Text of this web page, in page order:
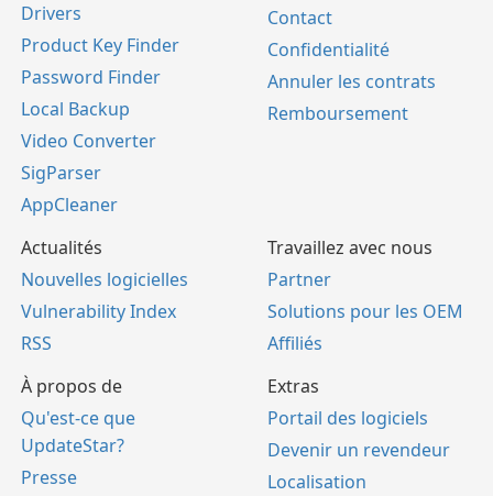
Drivers
Product Key Finder
Password Finder
Local Backup
Video Converter
SigParser
AppCleaner
Contact
Confidentialité
Annuler les contrats
Remboursement
Actualités
Nouvelles logicielles
Vulnerability Index
RSS
Travaillez avec nous
Partner
Solutions pour les OEM
Affiliés
À propos de
Qu'est-ce que
UpdateStar?
Presse
Extras
Portail des logiciels
Devenir un revendeur
Localisation